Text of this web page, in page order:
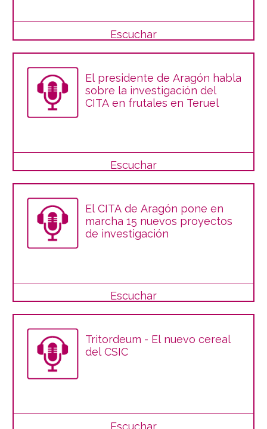
Escuchar
El presidente de Aragón habla
sobre la investigación del
CITA en frutales en Teruel
Escuchar
El CITA de Aragón pone en
marcha 15 nuevos proyectos
de investigación
Escuchar
Tritordeum - El nuevo cereal
del CSIC
Escuchar